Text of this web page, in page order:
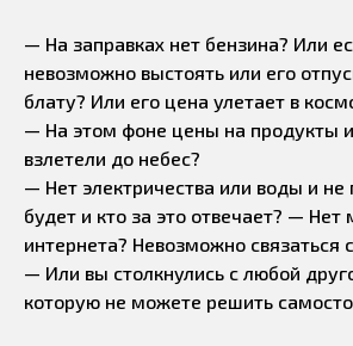
— На заправках нет бензина? Или
невозможно выстоять или его
блату? Или его цена улетает в
— На этом фоне цены на продукты
взлетели до небес?
— Нет электричества или воды и не
будет и кто за это отвечает? — Нет
интернета? Невозможно связаться
— Или вы столкнулись с любой
которую не можете решить